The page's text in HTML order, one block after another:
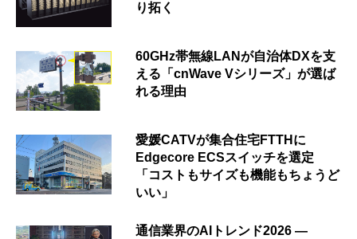
り拓く
60GHz帯無線LANが自治体DXを支
える「cnWave Vシリーズ」が選ば
れる理由
愛媛CATVが集合住宅FTTHに
Edgecore ECSスイッチを選定
「コストもサイズも機能もちょうど
いい」
通信業界のAIトレンド2026 ―